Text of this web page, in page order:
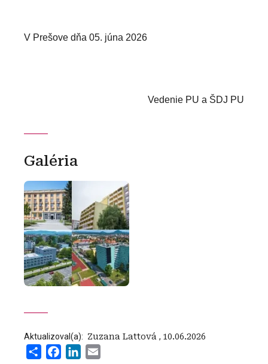
V Prešove dňa 05. júna 2026
Vedenie PU a ŠDJ PU
Galéria
Aktualizoval(a): ‍ Zuzana Lattová , 10.06.2026
Share FacebookLinkedIn